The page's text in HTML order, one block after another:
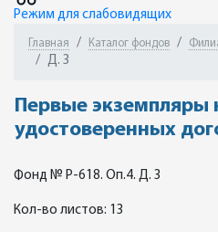
Режим для слабовидящих
Главная Каталог фондов
Д. 3
Первые экземпляры
удостоверенных
Фонд № Р-618. Оп.4. Д. 3
Кол-во листов: 13